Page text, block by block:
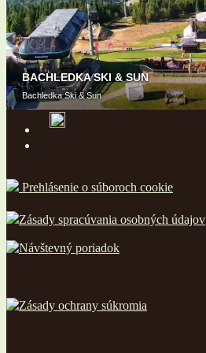
Prehlásenie o súboroch cookie
Zásady spracúvania osobných údajov
Návštevný poriadok
Zásady ochrany súkromia